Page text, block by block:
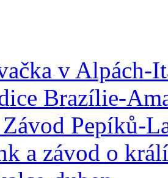
v Alpách-
Brazílie-
Pepíků-
a závod o